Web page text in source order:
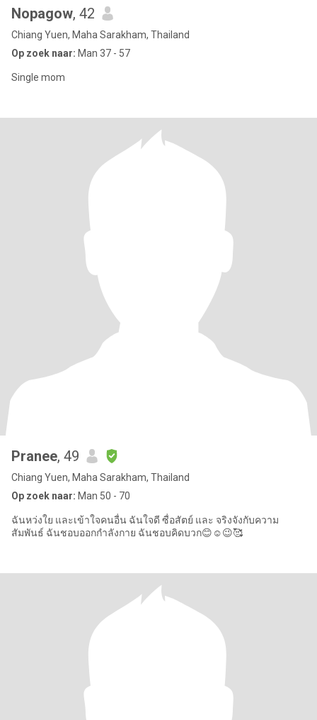
Nopagow, 42
Chiang Yuen, Maha Sarakham, Thailand
Op zoek naar: Man 37 - 57
Single mom
Pranee, 49
Chiang Yuen, Maha Sarakham, Thailand
Op zoek naar: Man 50 - 70
ฉันหว่งใย และเข้าใจคนอื่น ฉันใจดี ซื่อสัตย์ และ จริงจังกับความ
สัมพันธ์ ฉันชอบออกกำลังกาย ฉันชอบคิดบวก😊☺️😉🥰